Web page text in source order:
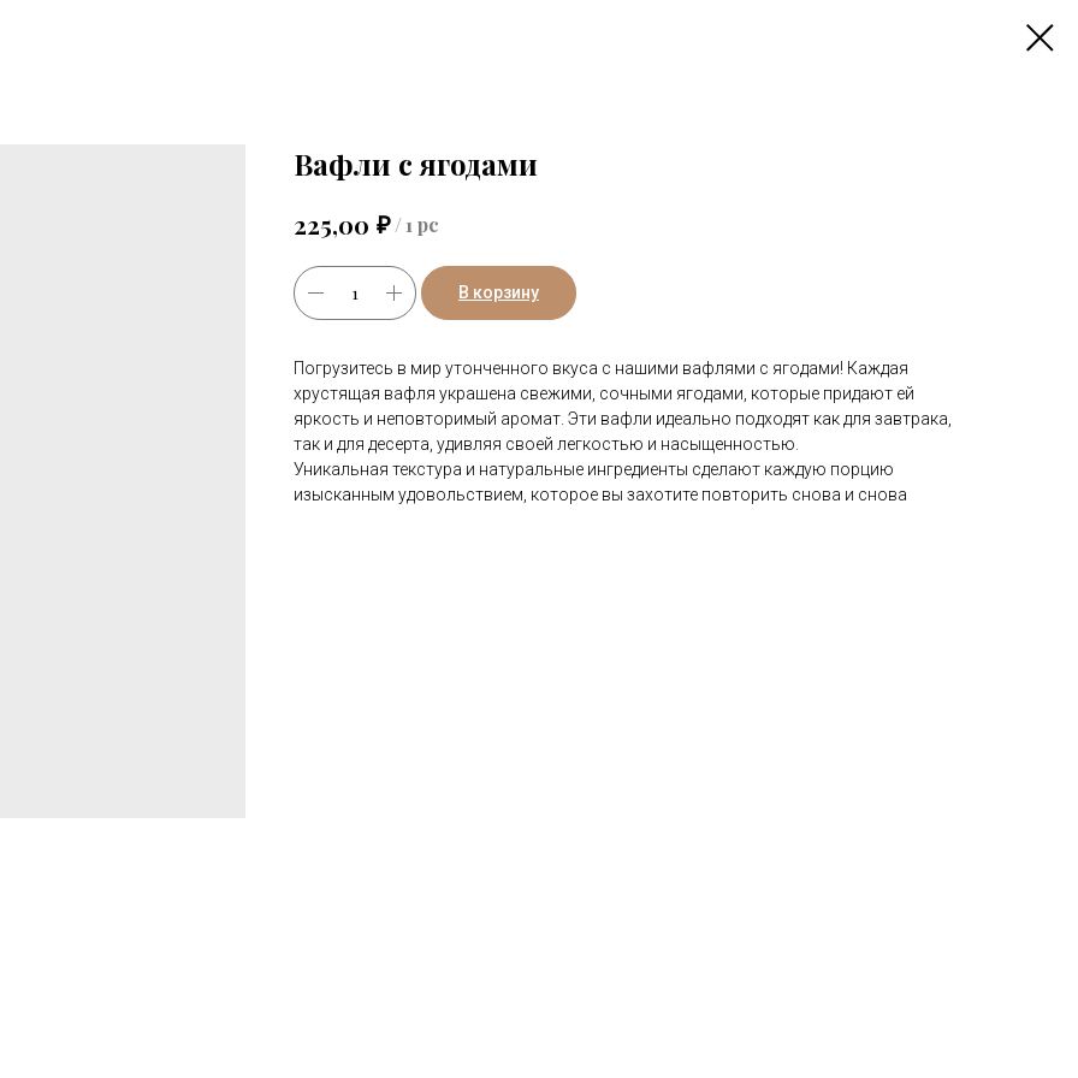
Вафли с ягодами
225,00 ₽/1 pc
В корзину
Погрузитесь в мир утонченного вкуса с нашими вафлями с ягодами! Каждая
хрустящая вафля украшена свежими, сочными ягодами, которые придают ей
яркость и неповторимый аромат. Эти вафли идеально подходят как для завтрака,
так и для десерта, удивляя своей легкостью и насыщенностью.
Уникальная текстура и натуральные ингредиенты сделают каждую порцию
изысканным удовольствием, которое вы захотите повторить снова и снова